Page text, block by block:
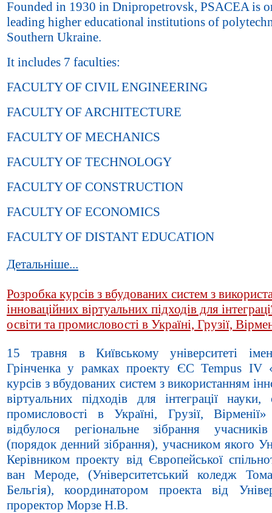
Founded in 1930 in Dnipropetrovsk, PSACEA is
leading higher educational institutions of
Southern Ukraine.
It includes 7 faculties:
FACULTY OF CIVIL ENGINEERING
FACULTY OF ARCHITECTURE
FACULTY OF MECHANICS
FACULTY OF TECHNOLOGY
FACULTY OF CONSTRUCTION
FACULTY OF ECONOMICS
FACULTY OF DISTANT EDUCATION
Детальніше...
Розробка курсів з вбудованих систем з
інноваційних віртуальних підходів для
освіти та промисловості в Україні, Грузії,
15 травня в Київському університеті
Грінченка у рамках проекту ЄС Tempus IV
курсів з вбудованих систем з використанням
віртуальних підходів для інтеграції науки,
промисловості в Україні, Грузії,
відбулося регіональне зібрання
(порядок денний зібрання), учасником якого
Керівником проекту від Європейської
ван Мероде, (Університетський коледж
Бельгія), координатором проекта від
проректор Морзе Н.В.